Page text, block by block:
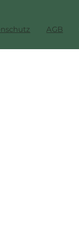
AGB